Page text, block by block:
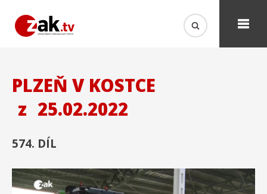
PLZEŇ V KOSTCE
z 25.02.2022
574. DÍL